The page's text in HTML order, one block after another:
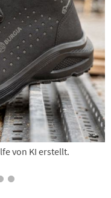
von KI erstellt.